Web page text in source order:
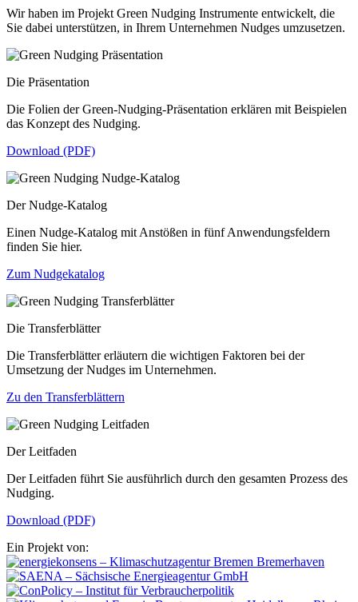
Wir haben im Projekt Green Nudging Instrumente entwickelt, die
Sie dabei unterstützen, in Ihrem Unternehmen Nudges umzusetzen.
Die Präsentation
Die Folien der Green-Nudging-Präsentation erklären mit Beispielen
das Konzept des Nudging.
Download (PDF)
Der Nudge-Katalog
Einen Nudge-Katalog mit Anstößen in fünf Anwendungsfeldern
finden Sie hier.
Zum Nudgekatalog
Die Transferblätter
Die Transferblätter erläutern die wichtigen Faktoren bei der
Umsetzung der Nudges im Unternehmen.
Zu den Transferblättern
Der Leitfaden
Der Leitfaden führt Sie ausführlich durch den gesamten Prozess des
Nudging.
Download (PDF)
Ein Projekt von: